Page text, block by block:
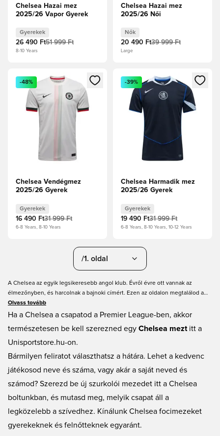
Chelsea Hazai mez
2025/26 Vapor Gyerek
Gyerekek
26 490 Ft51 999 Ft
8-10 Years
Chelsea Hazai mez
2025/26 Női
Nők
20 490 Ft39 999 Ft
Large
Megnyit egy modált a bejelentkezéshez vagy a tagként
-48%
Chelsea Vendégmez
2025/26 Gyerek
Gyerekek
16 490 Ft31 999 Ft
6-8 Years, 8-10 Years
Megnyit egy modált a
-39%
Chelsea Harmadik mez
2025/26 Gyerek
Gyerekek
19 490 Ft31 999 Ft
6-8 Years, 8-10 Years, 10-12 Years
/1. oldal
A Chelsea az egyik legsikeresebb angol klub. Évről évre ott vannak az
élmezőnyben, és harcolnak a bajnoki címért. Ezen az oldalon megtalálod a
Chelsea hazai, idegenbeli és harmadik számú szereléseit is – így
szurkolhatsz kedvenc csapatodnak. Nálunk lehetőséged van kiválasztani,
játékosodét kéred-e. Vásárold meg Chelsea mezedet itt, a Unisportnál.
Olvass tovább
Ha a Chelsea a csapatod a Premier League-ben, akkor
természetesen be kell szerezned egy Chelsea mezt itt a
Unisportstore.hu-on.
Bármilyen feliratot választhatsz a hátára. Lehet a kedvenc
játékosod neve és száma, vagy akár a saját neved és
számod? Szerezd be új szurkolói mezedet itt a Chelsea
boltunkban, és mutasd meg, melyik csapat áll a
legközelebb a szívedhez. Kínálunk Chelsea focimezeket
gyerekeknek és felnőtteknek egyaránt.